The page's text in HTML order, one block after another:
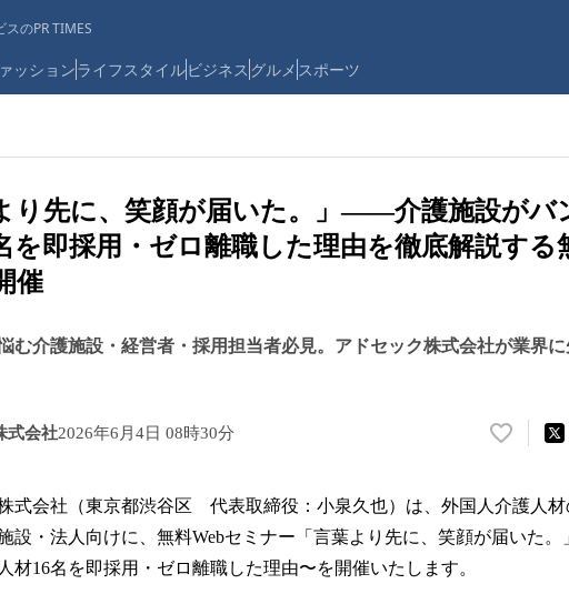
のPR TIMES
ッションライフスタイルビジネス グルメ スポーツ
り先に、笑顔が届いた。」——介護施設がバ
を即採用・ゼロ離職した理由を徹底解説する
催
む介護施設・経営者・採用担当者必見。アドセック株式会社が業界
式会社2026年6月4日 08時30分
い
！
数
式会社（東京都渋谷区 代表取締役：小泉久也）は、外国人介護人材
設・法人向けに、無料Webセミナー「言葉より先に、笑顔が届いた
材16名を即採用・ゼロ離職した理由〜を開催いたします。